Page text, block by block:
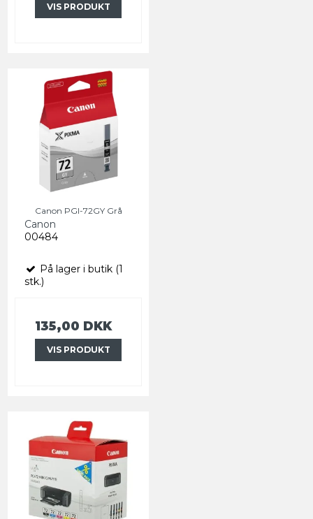
VIS PRODUKT
Canon PGI-72GY Grå
Canon
00484
På lager i butik (1
stk.)
135,00 DKK
VIS PRODUKT